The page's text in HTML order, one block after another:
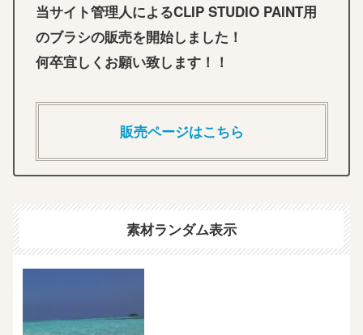
当サイト管理人によるCLIP STUDIO PAINT用
のブラシの販売を開始しました！
何卒宜しくお願い致します！！
販売ページはこちら
素材ランダム表示